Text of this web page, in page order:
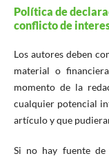
Política de
conflicto de
Los autores deben
material o
momento de la
cualquier potencial
artículo y que
Si no hay fuente